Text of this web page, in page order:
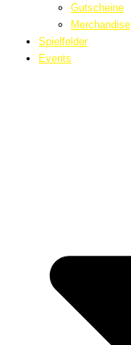
Gutscheine
Merchandise
Spielfelder
Events